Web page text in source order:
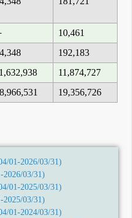
10,461
192,183
11,874,727
19,356,726
01-2026/03/31)
03/31)
01-2025/03/31)
03/31)
01-2024/03/31)